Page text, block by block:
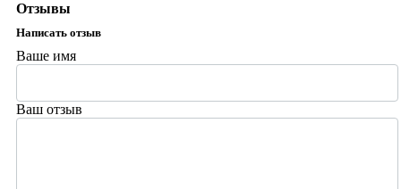
Отзывы
Написать отзыв
Ваше имя
Ваш отзыв